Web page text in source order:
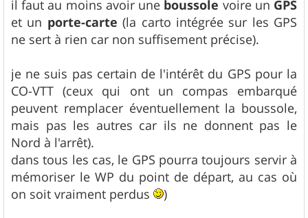
il faut au moins avoir une boussole voire un GPS
et un porte-carte (la carto intégrée sur les GPS
ne sert à rien car non suffisement précise).
je ne suis pas certain de l'intérêt du GPS pour la
CO-VTT (ceux qui ont un compas embarqué
peuvent remplacer éventuellement la boussole,
mais pas les autres car ils ne donnent pas le
Nord à l'arrêt).
dans tous les cas, le GPS pourra toujours servir à
mémoriser le WP du point de départ, au cas où
on soit vraiment perdus
)